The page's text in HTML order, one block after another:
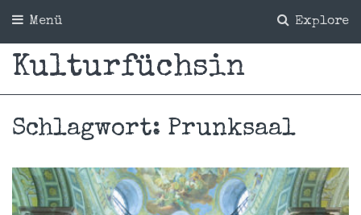
Explore
Menü
Kulturfüchsin
Schlagwort: Prunksaal